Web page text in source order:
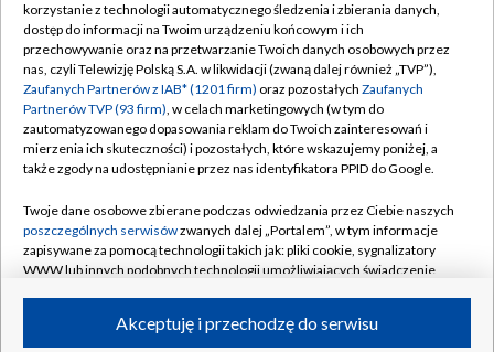
Abonament TVP
Sklep TVP
Biuro Reklamy
Oferta Handlowa
Telegazeta ogłoszenia
Rada Programowa
Ogłoszenia przetargowe
Akademia Telewizyjna
Informacje o nadawcy
Regulamin TVP
Polityka prywatności
Moje zgody
Biuro reklamy
Kontakt
Kanały
©2026 Telewizja Polska Spółka Akcyjna w likwidacji
korzystanie z technologii automatycznego śledzenia i zbierania danych,
dostęp do informacji na Twoim urządzeniu końcowym i ich
przechowywanie oraz na przetwarzanie Twoich danych osobowych przez
nas, czyli Telewizję Polską S.A. w likwidacji (zwaną dalej również „TVP”),
Zaufanych Partnerów z IAB* (1201 firm) oraz pozostałych Zaufanych
Partnerów TVP (93 firm), w celach marketingowych (w tym do
zautomatyzowanego dopasowania reklam do Twoich zainteresowań i
mierzenia ich skuteczności) i pozostałych, które wskazujemy poniżej, a
także zgody na udostępnianie przez nas identyfikatora PPID do Google.
Twoje dane osobowe zbierane podczas odwiedzania przez Ciebie naszych
poszczególnych serwisówzwanych dalej „Portalem”, w tym informacje
zapisywane za pomocą technologii takich jak: pliki cookie, sygnalizatory
WWW lub innych podobnych technologii umożliwiających świadczenie
ruchu w Internecie.Akceptuję i przechodzę do serwisu